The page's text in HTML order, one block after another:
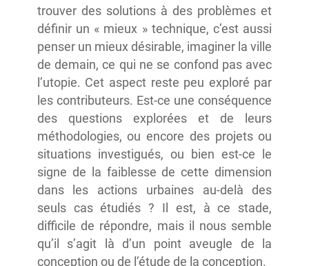
trouver des solutions à des problèmes et
définir un « mieux » technique, c’est aussi
penser un mieux désirable, imaginer la ville
de demain, ce qui ne se confond pas avec
l’utopie. Cet aspect reste peu exploré par
les contributeurs. Est-ce une conséquence
des questions explorées et de leurs
méthodologies, ou encore des projets ou
situations investigués, ou bien est-ce le
signe de la faiblesse de cette dimension
dans les actions urbaines au-delà des
seuls cas étudiés ? Il est, à ce stade,
difficile de répondre, mais il nous semble
qu’il s’agit là d’un point aveugle de la
conception ou de l’étude de la conception.